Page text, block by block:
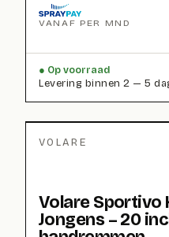
VANAF PER MND
Op voorraad
Levering binnen 2 — 5
VOLARE
Volare Sportivo
Jongens – 20